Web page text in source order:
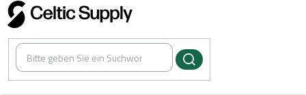
Zum
Inhalt
springen